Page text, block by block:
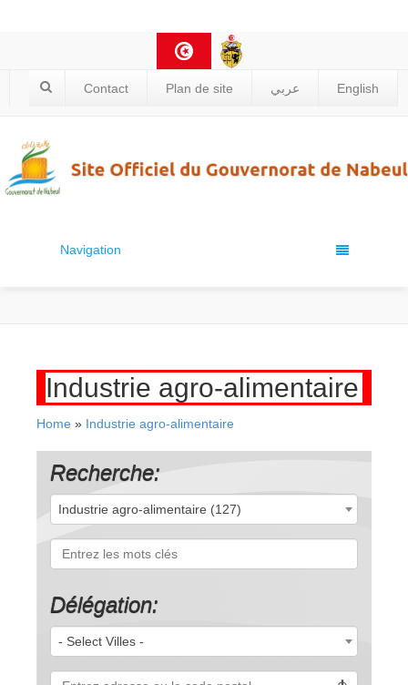
Contact Plan de site عربي English
Navigation
Industrie agro-alimentaire
Home » Industrie agro-alimentaire
Recherche:
Industrie agro-alimentaire (127)
Délégation:
- Select Villes -